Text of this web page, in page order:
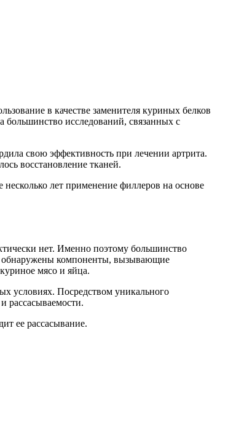
в качестве заменителя куриных белков
исследований, связанных с
свою эффективность при лечении артрита.
восстановление тканей.
лет применение филлеров на основе
нет. Именно поэтому большинство
обнаружены компоненты, вызывающие
мясо и яйца.
условиях. Посредством уникального
рассасываемости.
ее рассасывание.